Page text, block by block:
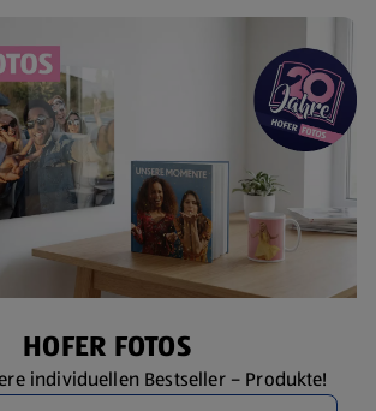
HOFER FOTOS
individuellen Bestseller – Produkte!